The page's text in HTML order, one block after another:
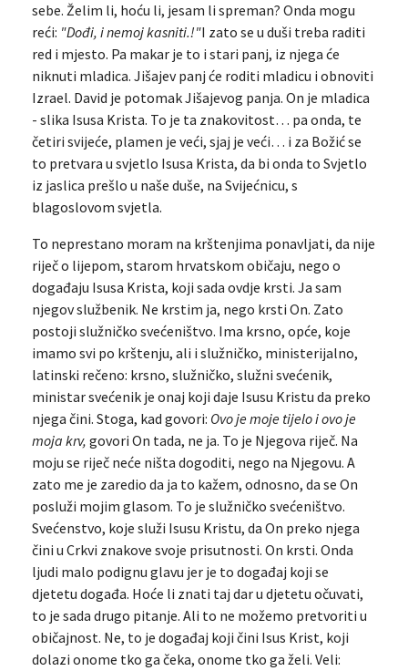
sebe. Želim li, hoću li, jesam li spreman? Onda mogu
reći: "Dođi, i nemoj kasniti.!"I zato se u duši treba raditi
red i mjesto. Pa makar je to i stari panj, iz njega će
niknuti mladica. Jišajev panj će roditi mladicu i obnoviti
Izrael. David je potomak Jišajevog panja. On je mladica
- slika Isusa Krista. To je ta znakovitost… pa onda, te
četiri svijeće, plamen je veći, sjaj je veći… i za Božić se
to pretvara u svjetlo Isusa Krista, da bi onda to Svjetlo
iz jaslica prešlo u naše duše, na Svijećnicu, s
blagoslovom svjetla.
To neprestano moram na krštenjima ponavljati, da nije
riječ o lijepom, starom hrvatskom običaju, nego o
događaju Isusa Krista, koji sada ovdje krsti. Ja sam
njegov službenik. Ne krstim ja, nego krsti On. Zato
postoji služničko svećeništvo. Ima krsno, opće, koje
imamo svi po krštenju, ali i služničko, ministerijalno,
latinski rečeno: krsno, služničko, služni svećenik,
ministar svećenik je onaj koji daje Isusu Kristu da preko
njega čini. Stoga, kad govori: Ovo je moje tijelo i ovo je
moja krv, govori On tada, ne ja. To je Njegova riječ. Na
moju se riječ neće ništa dogoditi, nego na Njegovu. A
zato me je zaredio da ja to kažem, odnosno, da se On
posluži mojim glasom. To je služničko svećeništvo.
Svećenstvo, koje služi Isusu Kristu, da On preko njega
čini u Crkvi znakove svoje prisutnosti. On krsti. Onda
ljudi malo podignu glavu jer je to događaj koji se
djetetu događa. Hoće li znati taj dar u djetetu očuvati,
to je sada drugo pitanje. Ali to ne možemo pretvoriti u
običajnost. Ne, to je događaj koji čini Isus Krist, koji
dolazi onome tko ga čeka, onome tko ga želi. Veli: